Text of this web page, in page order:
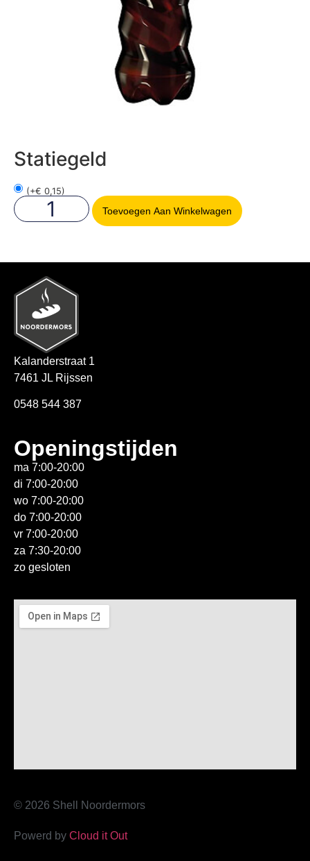
Statiegeld
(+€ 0,15)
Toevoegen Aan Winkelwagen
Kalanderstraat 1
7461 JL Rijssen
0548 544 387
Openingstijden
ma 7:00-20:00
di 7:00-20:00
wo 7:00-20:00
do 7:00-20:00
vr 7:00-20:00
za 7:30-20:00
zo gesloten
© 2026 Shell Noordermors
Powerd by Cloud it Out